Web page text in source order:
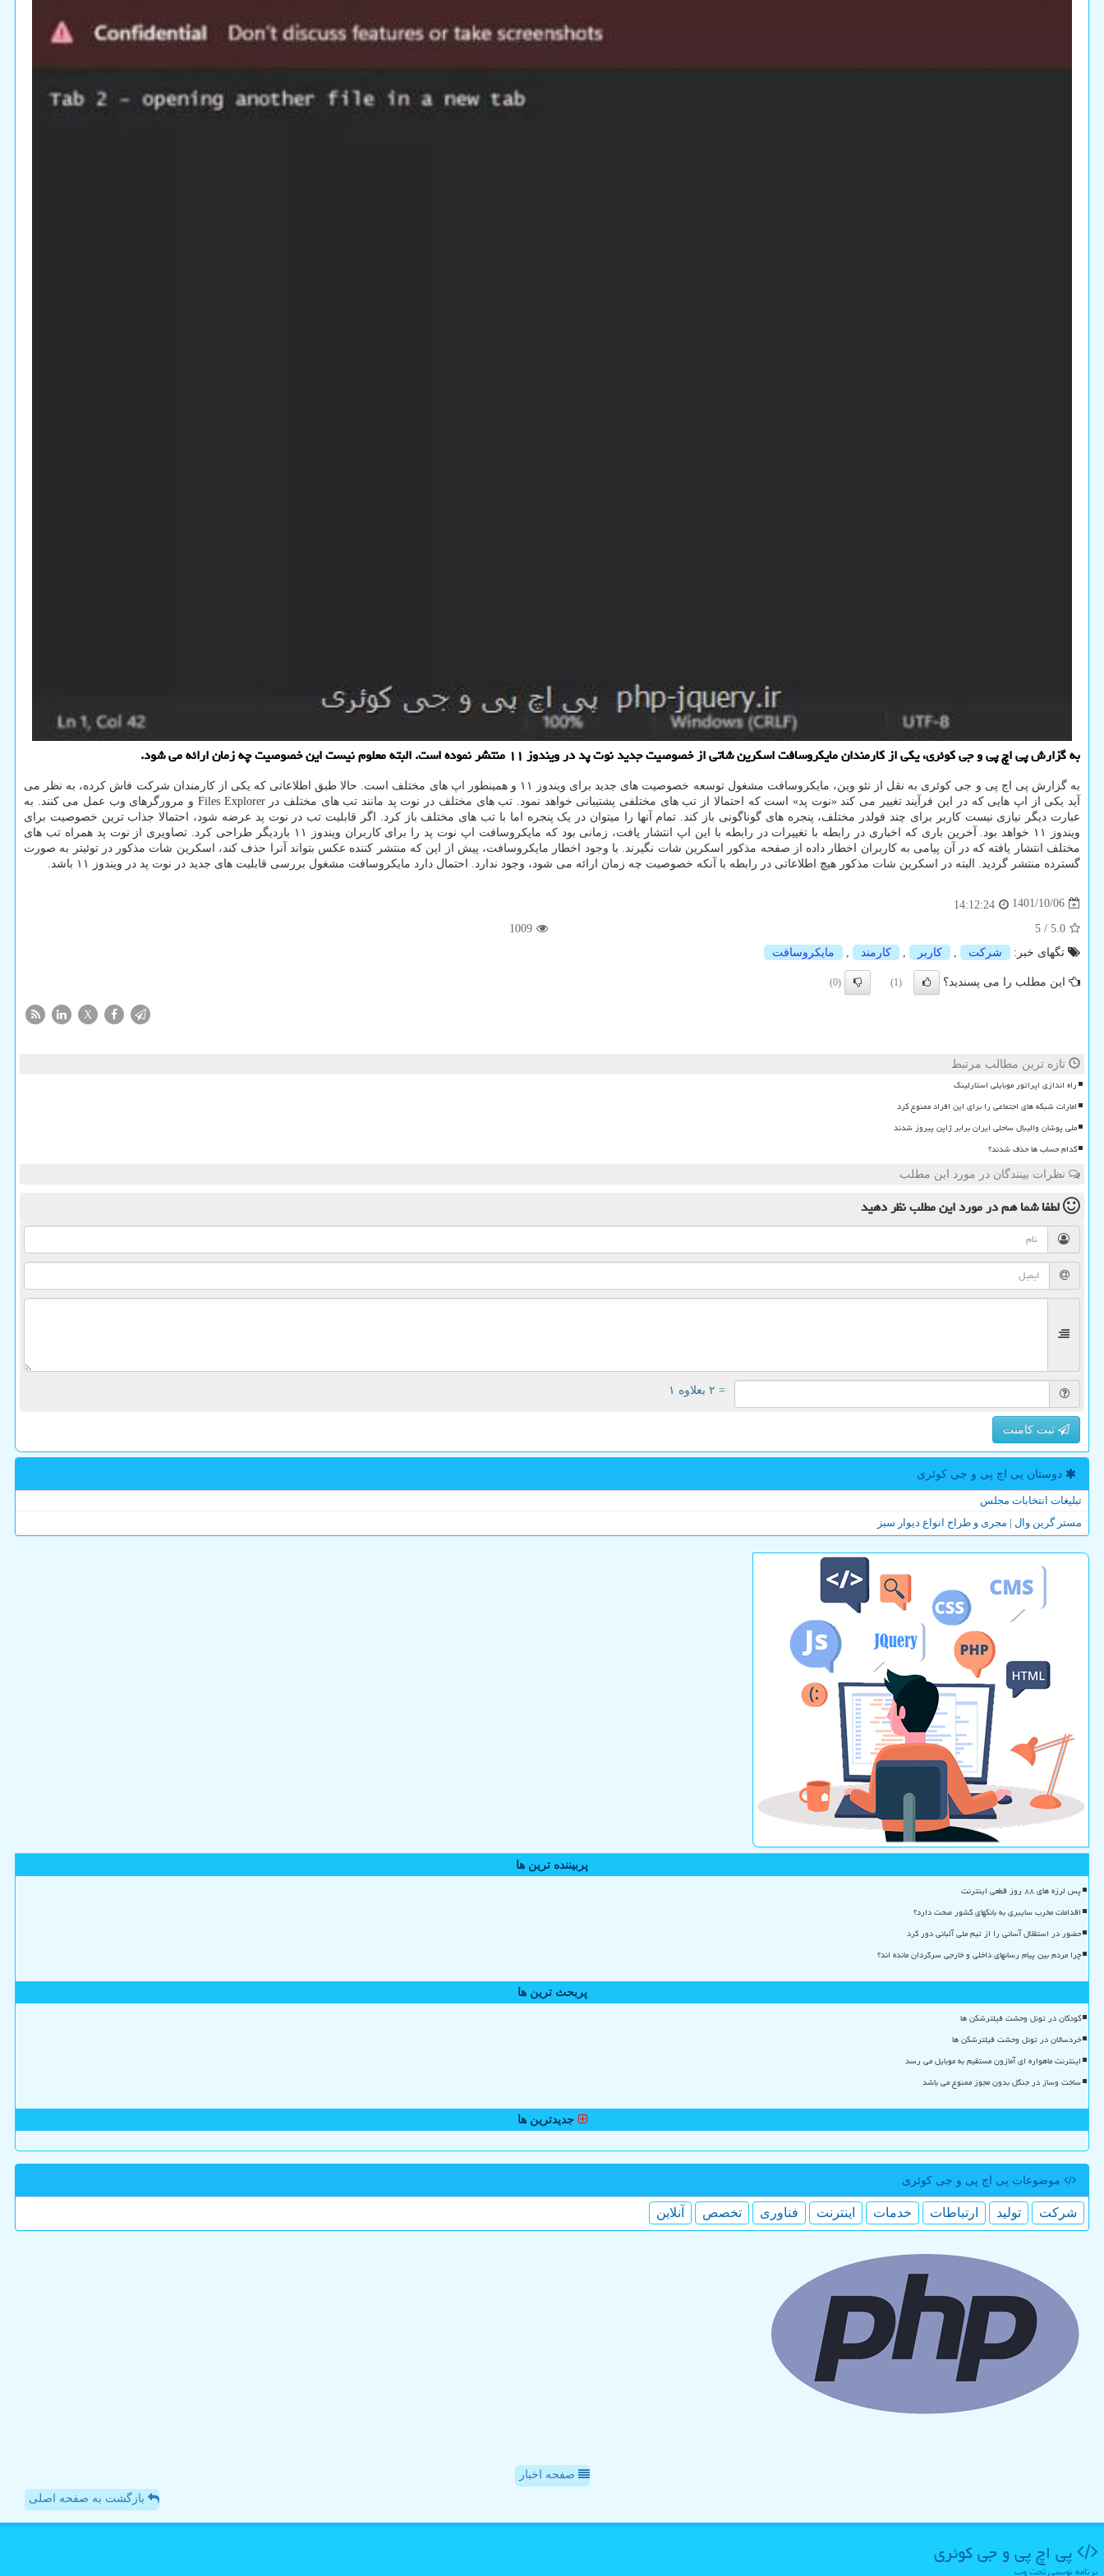
به گزارش پی اچ پی و جی کوئری، یکی از کارمندان مایکروسافت اسکرین شاتی از خصوصیت جدید نوت پد در ویندوز ۱۱ منتشر نموده است. البته معلوم نیست این خصوصیت چه زمان ارائه می شود.
به گزارش پی اچ پی و جی کوئری به نقل از نئو وین، مایکروسافت مشغول توسعه خصوصیت های جدید برای ویندوز ۱۱ و همینطور اپ های مختلف است. حالا طبق اطلاعاتی که یکی از کارمندان شرکت فاش کرده، به نظر می
آید یکی از اپ هایی که در این فرآیند تغییر می کند «نوت پد» است که احتمالا از تب های مختلفی پشتیبانی خواهد نمود. تب های مختلف در نوت پد مانند تب های مختلف در Files Explorer و مرورگرهای وب عمل می کنند. به
عبارت دیگر نیازی نیست کاربر برای چند فولدر مختلف، پنجره های گوناگونی باز کند. تمام آنها را میتوان در یک پنجره اما با تب های مختلف باز کرد. اگر قابلیت تب در نوت پد عرضه شود، احتمالا جذاب ترین خصوصیت برای
ویندوز ۱۱ خواهد بود. آخرین باری که اخباری در رابطه با تغییرات در رابطه با این اپ انتشار یافت، زمانی بود که مایکروسافت اپ نوت پد را برای کاربران ویندوز ۱۱ باردیگر طراحی کرد. تصاویری از نوت پد همراه تب های
مختلف انتشار یافته که در آن پیامی به کاربران اخطار داده از صفحه مذکور اسکرین شات نگیرند. با وجود اخطار مایکروسافت، پیش از این که منتشر کننده عکس بتواند آنرا حذف کند، اسکرین شات مذکور در توئیتر به صورت
گسترده منتشر گردید. البته در اسکرین شات مذکور هیچ اطلاعاتی در رابطه با آنکه خصوصیت چه زمان ارائه می شود، وجود ندارد. احتمال دارد مایکروسافت مشغول بررسی قابلیت های جدید در نوت پد در ویندوز ۱۱ باشد.
1401/10/06
14:12:24
5.0
/
5
1009
تگهای خبر:
شركت كاربر كارمند مایكروسافت
این مطلب را می پسندید؟ (1)
(0)
X
تازه ترین مطالب مرتبط
راه اندازی اپراتور موبایلی استارلینک
امارات شبکه های اجتماعی را برای این افراد ممنوع کرد
ملی پوشان والیبال ساحلی ایران برابر ژاپن پیروز شدند
کدام حساب ها حذف شدند؟
نظرات بینندگان در مورد این مطلب
لطفا شما همدر مورد این مطلبنظر دهید
= ۲ بعلاوه ۱
ثبت کامنت
دوستان پی اچ پی و جی كوئری
تبلیغات انتخابات مجلس
مستر گرین وال | مجری و طراح انواع دیوار سبز
پربیننده ترین ها
پس لرزه های ۸۸ روز قطعی اینترنت
اقدامات مخرب سایبری به بانکهای کشور صحت دارد؟
حضور در استقلال آسانی را از تیم ملی آلبانی دور کرد
چرا مردم بین پیام رسانهای داخلی و خارجی سرگردان مانده اند؟
پربحث ترین ها
کودکان در تونل وحشت فیلترشکن ها
خردسالان در تونل وحشت فیلترشکن ها
اینترنت ماهواره ای آمازون مستقیم به موبایل می رسد
ساخت وساز در جنگل بدون مجوز ممنوع می باشد
جدیدترین ها
موضوعات پی اچ پی و جی كوئری
شركت تولید ارتباطات خدمات اینترنت فناوری تخصص آنلاین
صفحه اخبار
بازگشت به صفحه اصلی
پی اچ پی و جی كوئری
برنامه نویسی تحت وب